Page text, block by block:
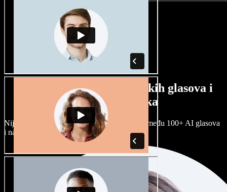
Veliki izbor muških i ženskih glasova i
raznih naglasaka
Nijedan projekt ne mora zvučati isto. Birajte među 100+ AI glasova
i naglasaka i prilagodite ih sebi.